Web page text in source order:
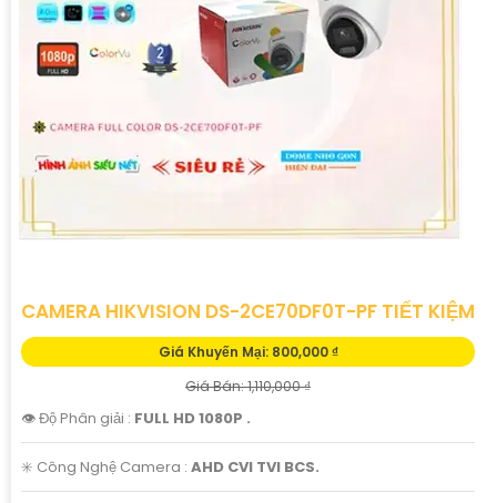
CAMERA HIKVISION DS-2CE70DF0T-PF TIẾT KIỆM
Giá Khuyến Mại: 800,000 ₫
Giá Bán: 1,110,000 ₫
👁 Độ Phân giải : FULL HD 1080P .
✳️ Công Nghệ Camera : AHD CVI TVI BCS.